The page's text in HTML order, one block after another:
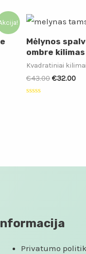
Mėlynos
ombre
Kvadratiniai
€43.00 €32.00
Privatumo